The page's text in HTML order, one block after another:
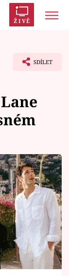
ŽIVĚ
SDÍLET